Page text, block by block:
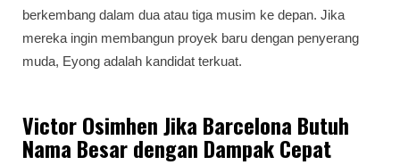
berkembang dalam dua atau tiga musim ke depan. Jika
mereka ingin membangun proyek baru dengan penyerang
muda, Eyong adalah kandidat terkuat.
Victor Osimhen Jika Barcelona Butuh
Nama Besar dengan Dampak Cepat